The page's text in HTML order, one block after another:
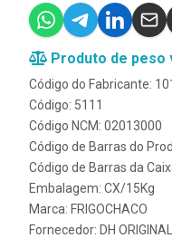
Produto de peso
Código do Fabricante:
Código: 5111
Código NCM: 02013000
Código de Barras do
Código de Barras da
Embalagem: CX/15Kg
Marca: FRIGOCHACO
Fornecedor: DH ORIGINAL